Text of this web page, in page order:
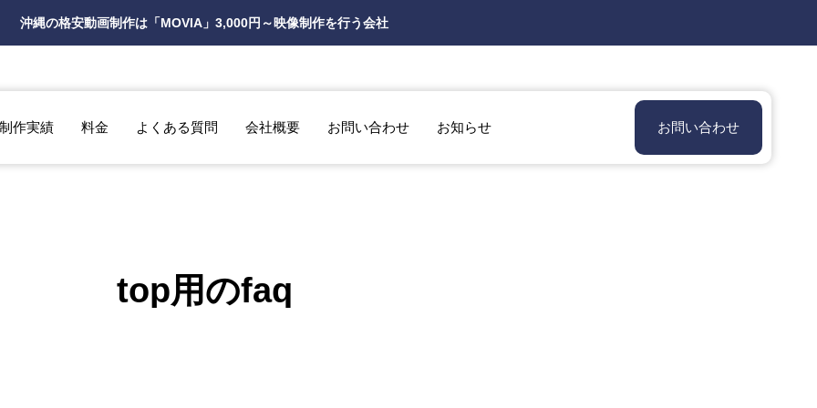
沖縄の格安動画制作は「MOVIA」3,000円～映像制作を行う会社
制作実績 料金 よくある質問 会社概要 お問い合わせ お知らせ お問い合わせ
top用のfaq